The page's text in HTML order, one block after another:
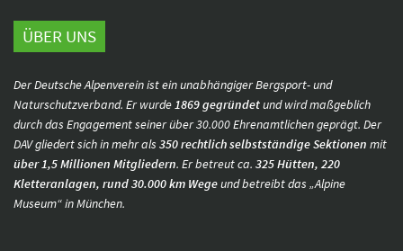
ÜBER UNS
Der Deutsche Alpenverein ist ein unabhängiger Bergsport- und
Naturschutzverband. Er wurde 1869 gegründetund wird maßgeblich
durch das Engagement seiner über 30.000 Ehrenamtlichen geprägt. Der
DAV gliedert sich in mehr als 350 rechtlich selbstständige Sektionen mit
über 1,5 Millionen Mitgliedern. Er betreut ca. 325 Hütten, 220
Kletteranlagen, rund 30.000 km Wegeund betreibt das „Alpine
Museum“ in München.